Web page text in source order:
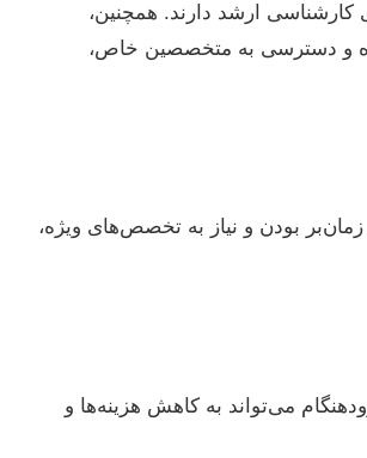
کارشناسی ارشد دارند. همچنین،
و دسترسی به متخصصین خاص،
بودن و نیاز به تخصص‌های ویژه،
می‌تواند به کاهش هزینه‌ها و